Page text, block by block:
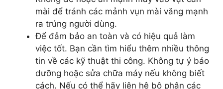
mài để tránh các mảnh vụn mài văng mạnh
ra trúng người dùng.
Để đảm bảo an toàn và có hiệu quả làm
việc tốt. Bạn cần tìm hiểu thêm nhiều thông
tin về các kỹ thuật thi công. Không tự ý bảo
dưỡng hoặc sửa chữa máy nếu không biết
cách. Nếu có thể hãy liên hệ bộ phận các